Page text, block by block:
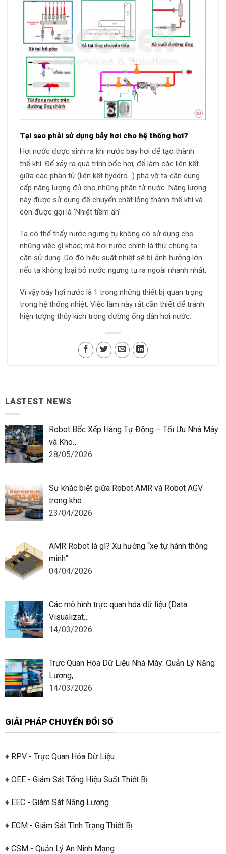
Tại sao phải sử dụng bẫy hơi cho hệ thống hơi?
Hơi nước được sinh ra khi nước bay hơi để tạo thành
thể khí. Để xảy ra quá trình bốc hơi, để làm các liên kết
giữa các phân tử (liên kết hyddro…) phá vỡ ta cần cung
cấp năng lượng đủ cho những phân tử nước. Năng lượng
này được sử dụng để chuyển chất lỏng thành thể khí và
còn được gọi là ‘Nhiệt tiềm ẩn’.
Ta có thể thấy nước ngưng tụ không có sử dụng cho
những việc gì khác; mà hơi nước chính là thứ chúng ta
cần sử dụng. Do đó hiệu suất nhiệt sẽ bị ảnh hưởng lớn
nếu ta không loại bỏ nước ngưng tụ ra ngoài nhanh nhất.
Vì vậy bẫy hơi nước là 1 trong những thiết bị quan trọng
trong hệ thống nhiệt. Việc làm này rất cần thiết để tránh
hiện tượng thủy kích trong đường ống dẫn hơi nước.
LASTEST NEWS
Robot Bốc Xếp Hàng Tự Động – Tối Ưu Nhà Máy
và Kho…
28/05/2026
Sự khác biệt giữa Robot AMR và Robot AGV
trong kho…
23/04/2026
AMR Robot là gì? Xu hướng “xe tự hành thông
minh” …
04/04/2026
Các mô hình trực quan hóa dữ liệu (Data
Visualizat…
14/03/2026
Trực Quan Hóa Dữ Liệu Nhà Máy: Quản Lý Năng
Lượng,…
14/03/2026
GIẢI PHÁP CHUYỂN ĐỔI SỐ
♦ RPV - Trực Quan Hóa Dữ Liệu
♦ OEE - Giám Sát Tổng Hiệu Suất Thiết Bị
♦ EEC - Giám Sát Năng Lượng
♦ ECM - Giám Sát Tình Trạng Thiết Bị
♦ CSM - Quản Lý An Ninh Mạng